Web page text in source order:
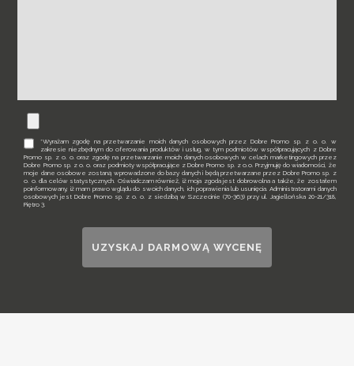
*Wyrażam zgodę na przetwarzanie moich danych osobowych przez Dobre Promo sp. z o. o. w
zakresie niezbędnym do oferowania produktów i usług, w tym podmiotów współpracujących z Dobre
Promo sp. z o. o. oraz zgodę na przetwarzanie moich danych osobowych w celach marketingowych przez
Dobre Promo sp. z o. o. oraz podmioty współpracujące z Dobre Promo sp. z o.o. Przyjmuję do wiadomości, że
moje dane osobowe zostaną wprowadzone do bazy danych i będą przetwarzane przez Dobre Promo sp. z
o. o. dla celów statystycznych. Oświadczam również, iż moja zgoda jest dobrowolna a także, że zostałem
poinformowany, iż mam prawo wglądu do swoich danych, ich poprawienia lub usunięcia. Administratorami danych
osobowych jest Dobre Promo sp. z o. o. z siedzibą w Szczecinie (70-363) przy ul. Jagiellońska 20-21/318,
Piętro 3.